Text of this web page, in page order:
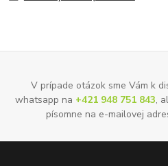
V prípade otázok sme Vám k
whatsapp na +421 948 751 843,
písomne na e-mailovej